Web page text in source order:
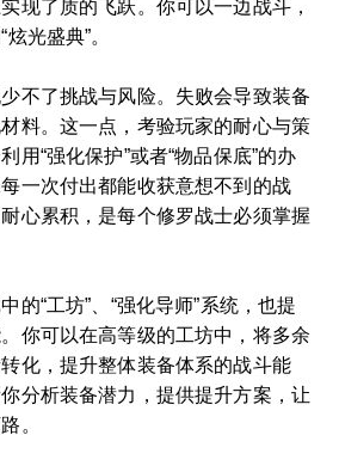
现了质的飞跃。你可以一边战斗，
光盛典”。
不了挑战与风险。失败会导致装备
料。这一点，考验玩家的耐心与策
用“强化保护”或者“物品保底”的办
一次付出都能收获意想不到的战
心累积，是每个修罗战士必须掌握
的“工坊”、“强化导师”系统，也提
你可以在高等级的工坊中，将多余
化，提升整体装备体系的战斗能
分析装备潜力，提供提升方案，让
。